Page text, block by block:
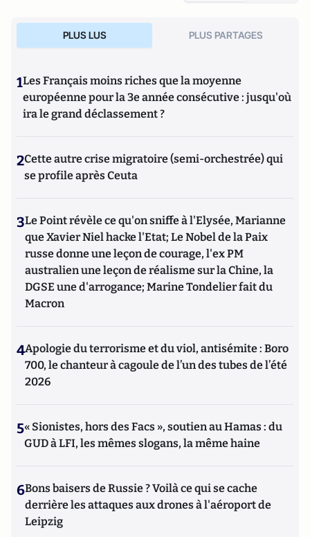
PLUS LUS PLUS PARTAGES
1Les Français moins riches que la moyenne
européenne pour la 3e année consécutive : jusqu'où
ira le grand déclassement ?
2Cette autre crise migratoire (semi-orchestrée) qui
se profile après Ceuta
3Le Point révèle ce qu'on sniffe à l'Elysée, Marianne
que Xavier Niel hacke l'Etat; Le Nobel de la Paix
russe donne une leçon de courage, l'ex PM
australien une leçon de réalisme sur la Chine, la
DGSE une d'arrogance; Marine Tondelier fait du
Macron
4Apologie du terrorisme et du viol, antisémite : Boro
700, le chanteur à cagoule de l’un des tubes de l’été
2026
5« Sionistes, hors des Facs », soutien au Hamas : du
GUD à LFI, les mêmes slogans, la même haine
6Bons baisers de Russie ? Voilà ce qui se cache
derrière les attaques aux drones à l'aéroport de
Leipzig